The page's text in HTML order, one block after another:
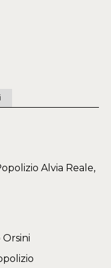
Alvia Reale,